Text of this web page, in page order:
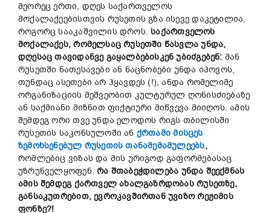
მეორეც ერთი, დღეს საქართველოს
მოქალაქეებისთვის რუსეთის გზა ისევე დაკეტილია,
როგორც სააკაშვილის დროს.საქართველოს
მოქალაქეს, რომელსაც რუსეთში წასვლა უნდა,
დღესაც თავიდანვე გაყალბებისკენ უბიძგებენ: მან
რუსეთში ნათესავები ან ნაცნობები უნდა იპოვოს,
თუნდაც ასეთები არ ჰყავდეს (!), ანდა რომელიმე
ორგანიზაციის მეშვეობით კულტურულ ღონისძიებაზე
ან საქმიანი მიზნით ფიქტიური მიწვევა მიიღოს. ამის
შემდეგ ორი თვე უნდა ელოდოს რიგს თბილისში
რუსეთის საკონსულოში ან ქრთამი მისცეს
ზემოხსენებულ რუსეთის თანამემამულეებს,
რომლებიც ვიზას და მის ურიგოდ გაფორმებასაც
უზრუნველყოფენ.რა შთაბეჭდილება უნდა შეექმნას
ამის შემდეგ ქართველ ახალგაზრდობას რუსეთზე,
განსაკუთრებით, ევროკავშირთან უვიზო რეჟიმის
ფონზე?!